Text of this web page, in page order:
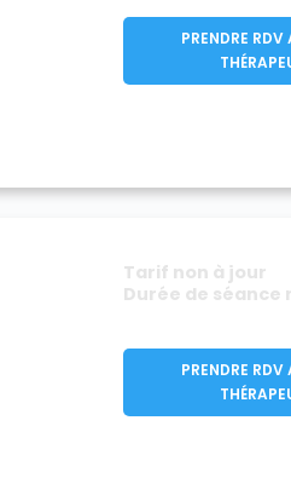
PRENDRE RDV
Tarif non à jour
Durée de séance
PRENDRE RDV